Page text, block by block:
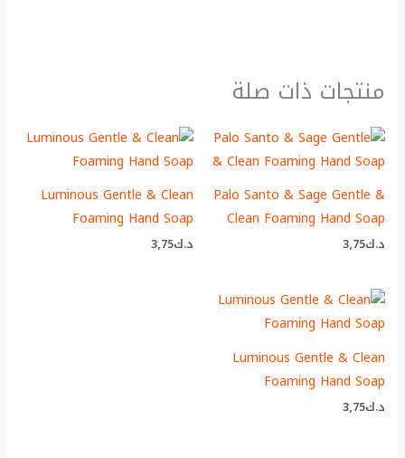
منتجات ذات صلة
Palo Santo & Sage Gentle &
Clean Foaming Hand Soap
د.ك3٫75
Luminous Gentle & Clean
Foaming Hand Soap
د.ك3٫75
Luminous Gentle & Clean
Foaming Hand Soap
د.ك3٫75